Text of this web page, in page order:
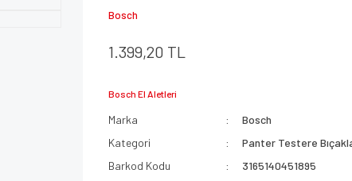
Bosch
1.399,20 TL
Bosch El Aletleri
Marka
Bosch
Kategori
Panter Testere
Barkod Kodu
3165140451895